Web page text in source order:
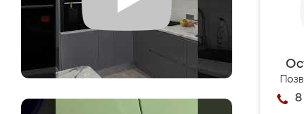
8